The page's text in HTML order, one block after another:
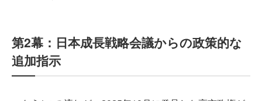
第2幕：日本成長戦略会議からの政策的な
追加指示